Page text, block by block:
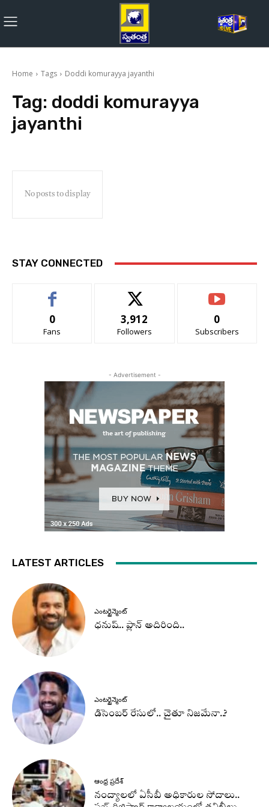
Home Tags Doddi komurayya jayanthi
Tag: doddi komurayya
jayanthi
No posts to display
STAY CONNECTED
0
Fans
3,912
Followers
0
Subscribers
- Advertisement -
LATEST ARTICLES
ఎంటర్టైన్మెంట్
ధనుష్‌.. ప్లాన్ అదిరింది..
ఎంటర్టైన్మెంట్
డిసెంబర్ రేసులో.. చైతూ నిజమేనా..?
ఆంధ్ర ప్రదేశ్
నంద్యాలలో ఏసీబీ అధికారుల సోదాలు..